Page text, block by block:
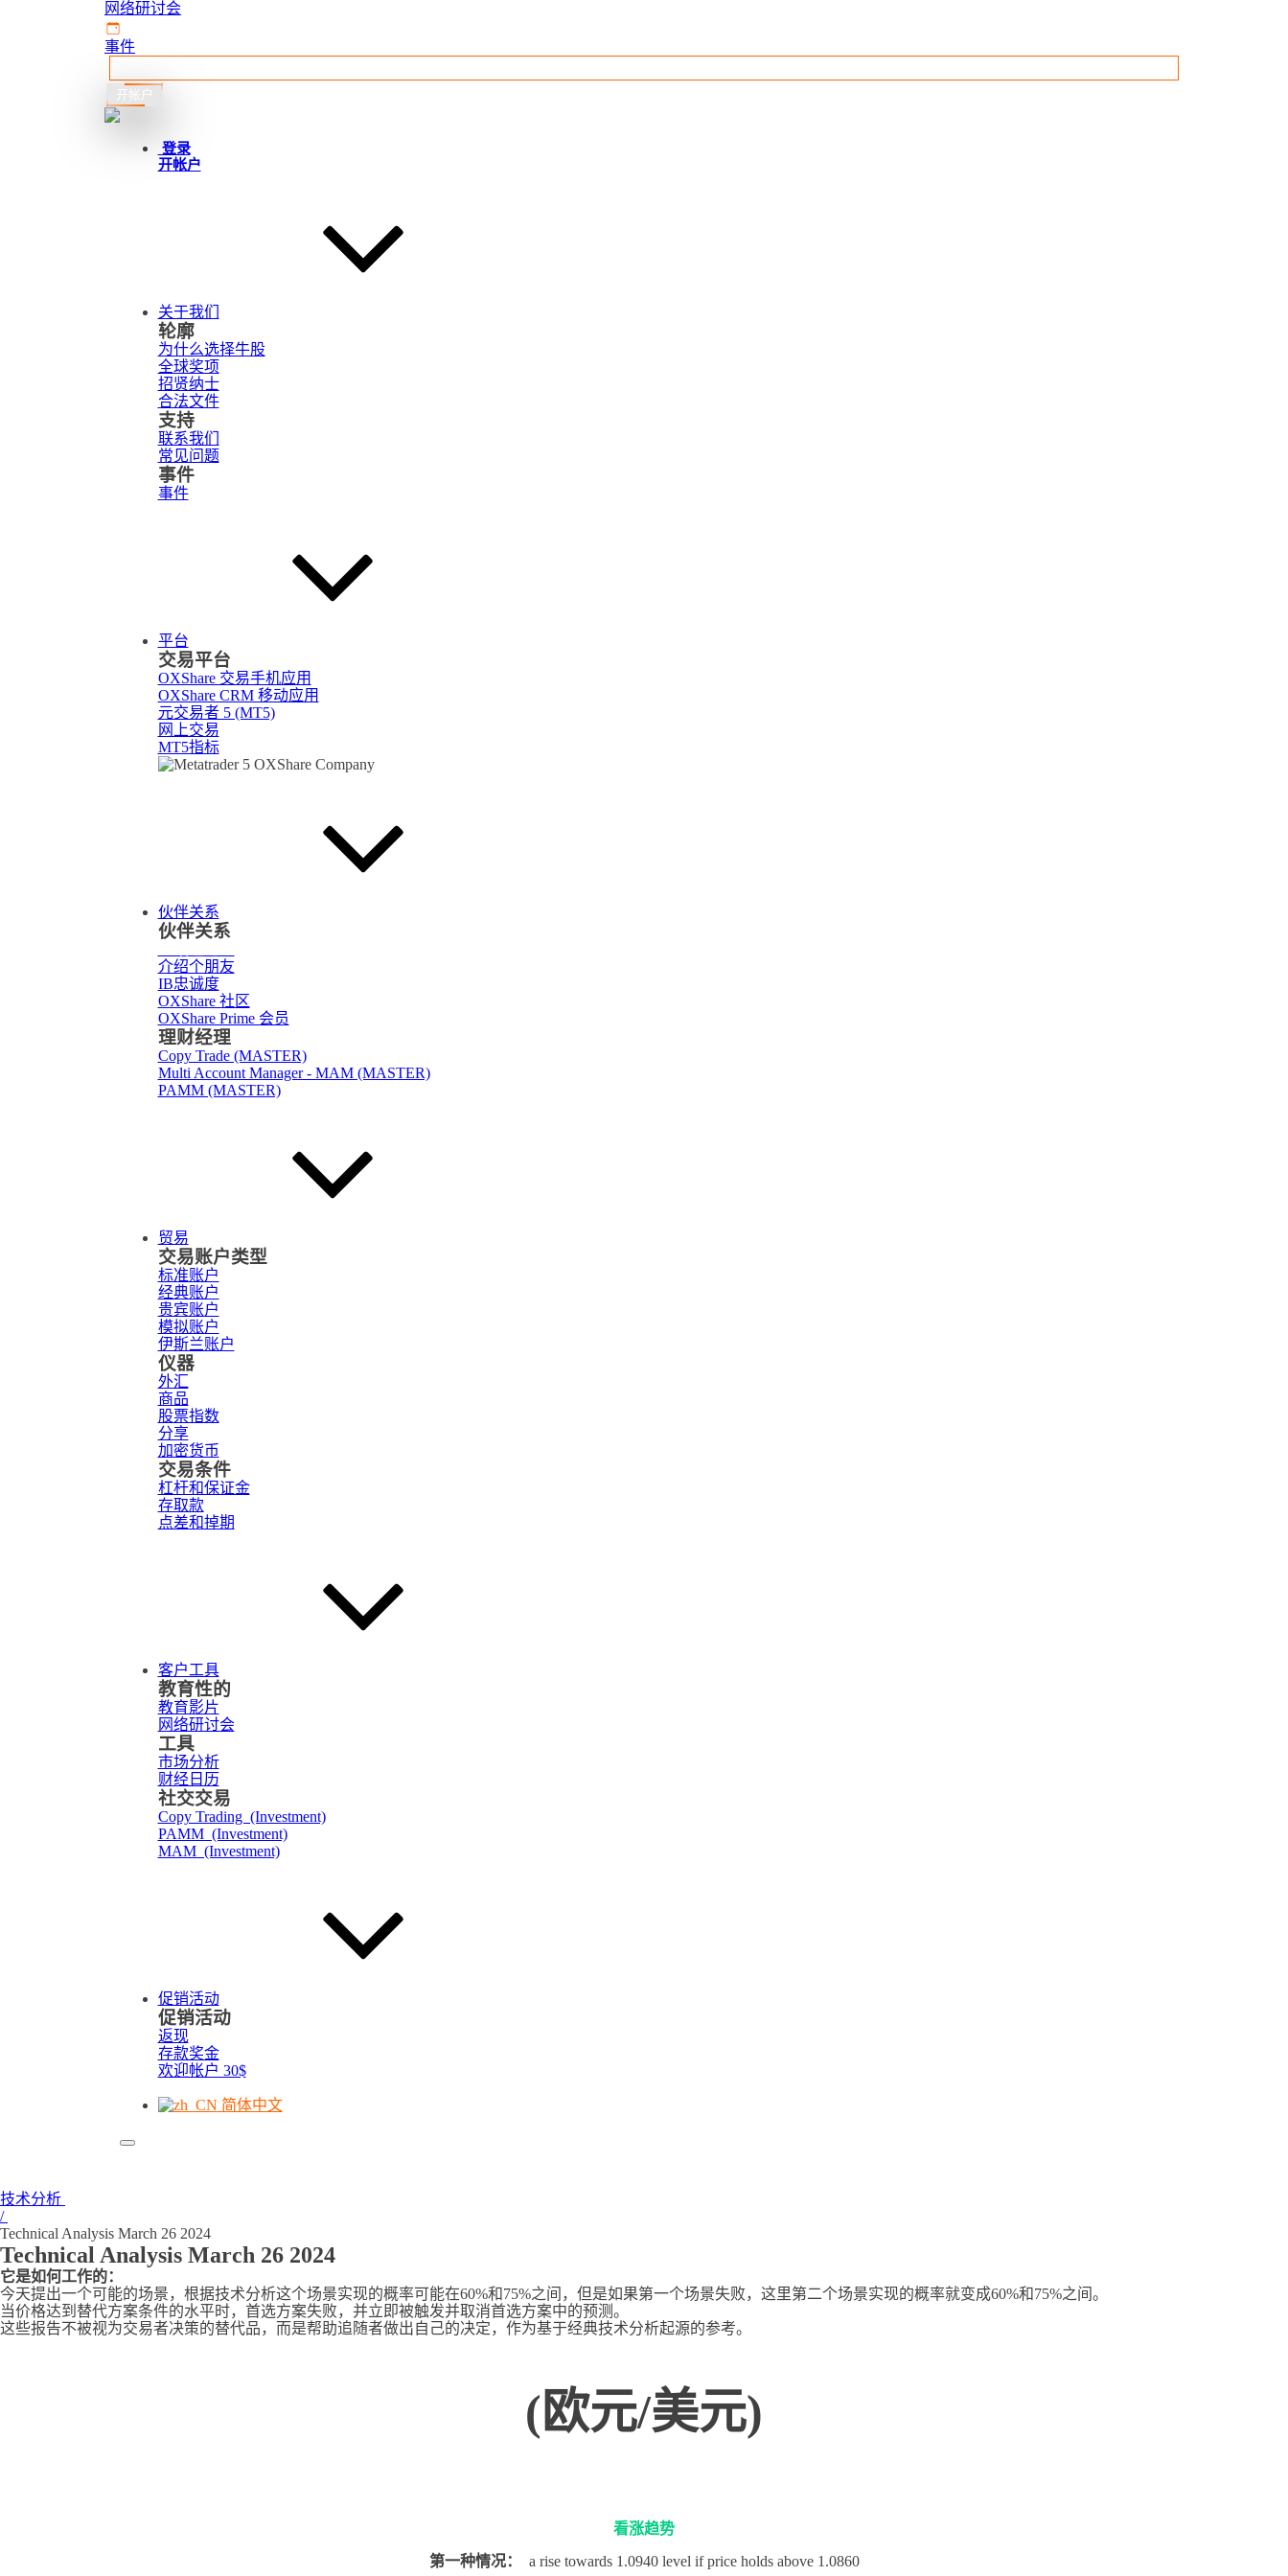
网络研讨会
事件
开帐户
登录
开帐户
关于我们
轮廓
为什么选择牛股
全球奖项
招贤纳士
合法文件
支持
联系我们
常见问题
事件
事件
平台
交易平台
OXShare 交易手机应用
OXShare CRM 移动应用
元交易者 5 (MT5)
网上交易
MT5指标
伙伴关系
伙伴关系
介绍个朋友
IB忠诚度
OXShare 社区
OXShare Prime 会员
理财经理
Copy Trade (MASTER)
Multi Account Manager - MAM (MASTER)
PAMM (MASTER)
贸易
交易账户类型
标准账户
经典账户
贵宾账户
模拟账户
伊斯兰账户
仪器
外汇
商品
股票指数
分享
加密货币
交易条件
杠杆和保证金
存取款
点差和掉期
客户工具
教育性的
教育影片
网络研讨会
工具
市场分析
财经日历
社交交易
Copy Trading (Investment)
PAMM (Investment)
MAM (Investment)
促销活动
促销活动
返现
存款奖金
欢迎帐户 30$
简体中文
技术分析
/
Technical Analysis March 26 2024
Technical Analysis March 26 2024
它是如何工作的：
今天提出一个可能的场景，根据技术分析这个场景实现的概率可能在60%和75%之间，但是如果第一个场景失败，这里第二个场景实现的概率就变成60%和75%之间。
当价格达到替代方案条件的水平时，首选方案失败，并立即被触发并取消首选方案中的预测。
这些报告不被视为交易者决策的替代品，而是帮助追随者做出自己的决定，作为基于经典技术分析起源的参考。
(欧元/美元)
看涨趋势
第一种情况： a rise towards 1.0940 level if price holds above 1.0860